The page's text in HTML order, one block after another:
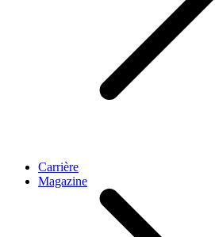
Carrière
Magazine